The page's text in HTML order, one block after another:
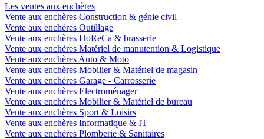
Les ventes aux enchères
Vente aux enchères Construction & génie civil
Vente aux enchères Outillage
Vente aux enchères HoReCa & brasserie
Vente aux enchères Matériel de manutention & Logistique
Vente aux enchères Auto & Moto
Vente aux enchères Mobilier & Matériel de magasin
Vente aux enchères Garage - Carrosserie
Vente aux enchères Electroménager
Vente aux enchères Mobilier & Matériel de bureau
Vente aux enchères Sport & Loisirs
Vente aux enchères Informatique & IT
Vente aux enchères Plomberie & Sanitaires